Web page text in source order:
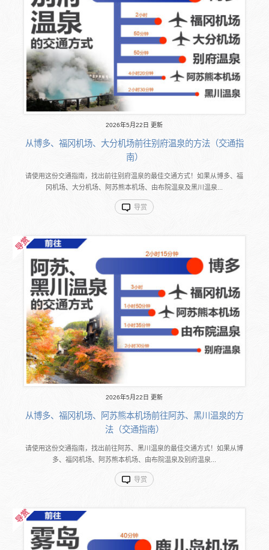
2026年5月22日 更新
从博多、福冈机场、大分机场前往别府温泉的方法（交通指
南）
请使用这份交通指南，找出前往别府温泉的最佳交通方式！如果从博多、福
冈机场、大分机场、阿苏熊本机场、由布院温泉及黑川温泉...
导赏
2026年5月22日 更新
从博多、福冈机场、阿苏熊本机场前往阿苏、黑川温泉的方
法（交通指南）
请使用这份交通指南，找出前往阿苏、黑川温泉的最佳交通方式！如果从博
多、福冈机场、阿苏熊本机场、由布院温泉及别府温泉...
导赏